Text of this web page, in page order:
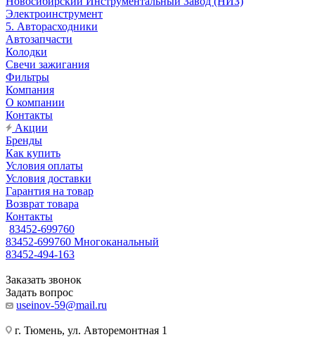
Электроинструмент
5. Авторасходники
Автозапчасти
Колодки
Свечи зажигания
Фильтры
Компания
О компании
Контакты
Акции
Бренды
Как купить
Условия оплаты
Условия доставки
Гарантия на товар
Возврат товара
Контакты
83452-699760
83452-699760 Многоканальный
83452-494-163
Заказать звонок
Задать вопрос
useinov-59@mail.ru
г. Тюмень, ул. Авторемонтная 1